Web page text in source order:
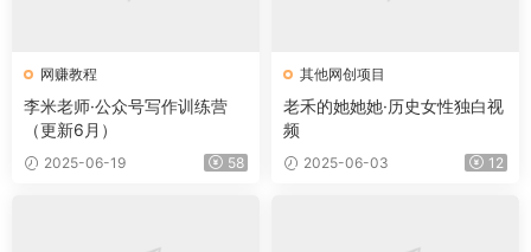
网赚教程
李米老师·公众号写作训练营
（更新6月）
2025-06-19 58
其他网创项目
老禾的她她她·历史女性独白视
频
2025-06-03 12